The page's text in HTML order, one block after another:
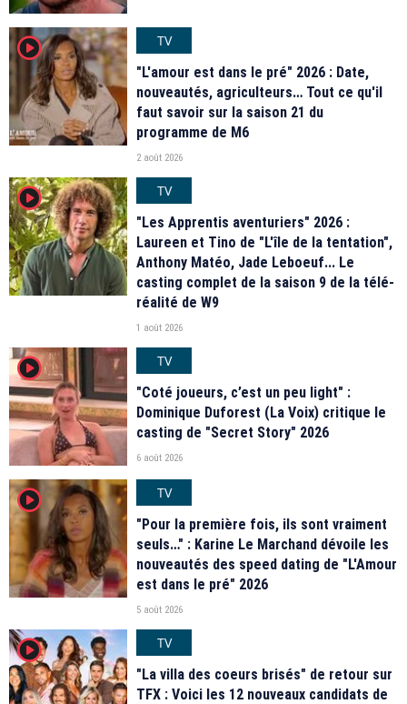
player2
TV
"L'amour est dans le pré" 2026 : Date,
nouveautés, agriculteurs… Tout ce qu'il
faut savoir sur la saison 21 du
programme de M6
2 août 2026
player2
TV
"Les Apprentis aventuriers" 2026 :
Laureen et Tino de "L'île de la tentation",
Anthony Matéo, Jade Leboeuf... Le
casting complet de la saison 9 de la télé-
réalité de W9
1 août 2026
player2
TV
"Coté joueurs, c’est un peu light" :
Dominique Duforest (La Voix) critique le
casting de "Secret Story" 2026
6 août 2026
player2
TV
"Pour la première fois, ils sont vraiment
seuls…" : Karine Le Marchand dévoile les
nouveautés des speed dating de "L'Amour
est dans le pré" 2026
5 août 2026
player2
TV
"La villa des coeurs brisés" de retour sur
TFX : Voici les 12 nouveaux candidats de